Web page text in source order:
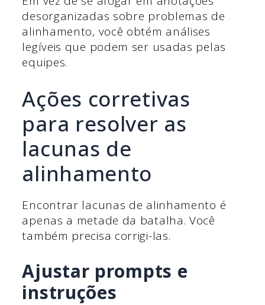
desorganizadas sobre problemas de
alinhamento, você obtém análises
legíveis que podem ser usadas pelas
equipes.
Ações corretivas
para resolver as
lacunas de
alinhamento
Encontrar lacunas de alinhamento é
apenas a metade da batalha. Você
também precisa corrigi-las.
Ajustar prompts e
instruções